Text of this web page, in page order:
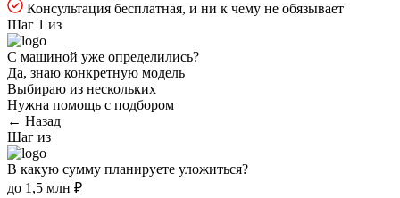
Консультация бесплатная, и ни к чему не обязывает
Шаг 1 из
С машиной уже определились?
Да, знаю конкретную модель
Выбираю из нескольких
Нужна помощь с подбором
← Назад
Шаг из
В какую сумму планируете уложиться?
до 1,5 млн ₽